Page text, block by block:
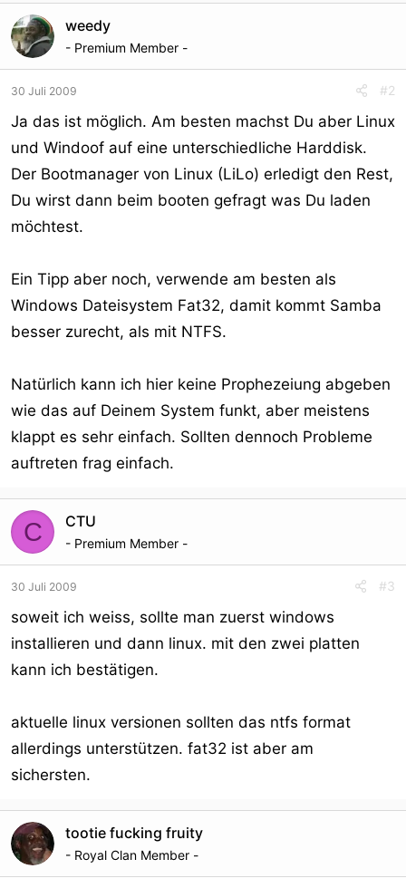
weedy
- Premium Member -
30 Juli 2009 #2
Ja das ist möglich. Am besten machst Du aber Linux
und Windoof auf eine unterschiedliche Harddisk.
Der Bootmanager von Linux (LiLo) erledigt den Rest,
Du wirst dann beim booten gefragt was Du laden
möchtest.
Ein Tipp aber noch, verwende am besten als
Windows Dateisystem Fat32, damit kommt Samba
besser zurecht, als mit NTFS.
Natürlich kann ich hier keine Prophezeiung abgeben
wie das auf Deinem System funkt, aber meistens
klappt es sehr einfach. Sollten dennoch Probleme
auftreten frag einfach.
C CTU
- Premium Member -
30 Juli 2009 #3
soweit ich weiss, sollte man zuerst windows
installieren und dann linux. mit den zwei platten
kann ich bestätigen.
aktuelle linux versionen sollten das ntfs format
allerdings unterstützen. fat32 ist aber am
sichersten.
tootie fucking fruity
- Royal Clan Member -